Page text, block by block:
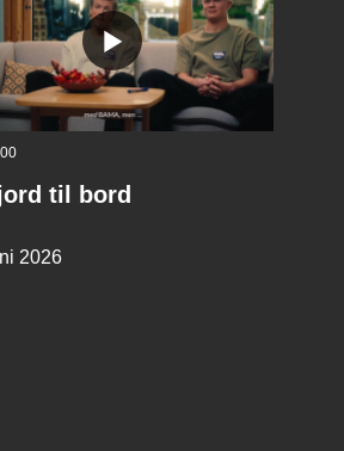
til bord
2026